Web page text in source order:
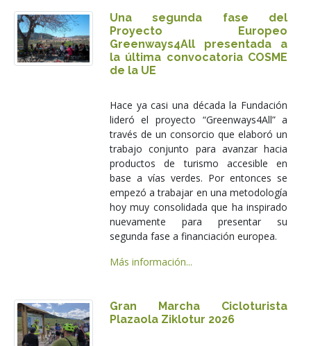
Una segunda fase del
Proyecto Europeo
Greenways4All presentada a
la última convocatoria COSME
de la UE
Hace ya casi una década la Fundación
lideró el proyecto “Greenways4All” a
través de un consorcio que elaboró un
trabajo conjunto para avanzar hacia
productos de turismo accesible en
base a vías verdes. Por entonces se
empezó a trabajar en una metodología
hoy muy consolidada que ha inspirado
nuevamente para presentar su
segunda fase a financiación europea.
Más información...
Gran Marcha Cicloturista
Plazaola Ziklotur 2026